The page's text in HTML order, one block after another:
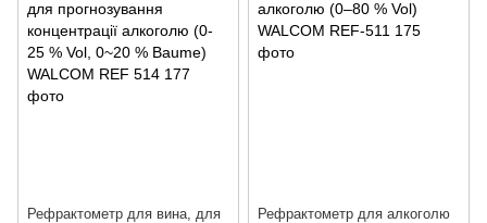
Рефрактометр для вина, для
Рефрактометр для алкоголю